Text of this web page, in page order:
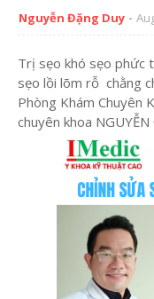
Nguyễn Đặng Duy
Trị sẹo khó sẹo phức
sẹo lồi lõm rỗ chằng
Phòng Khám Chuyên
chuyên khoa